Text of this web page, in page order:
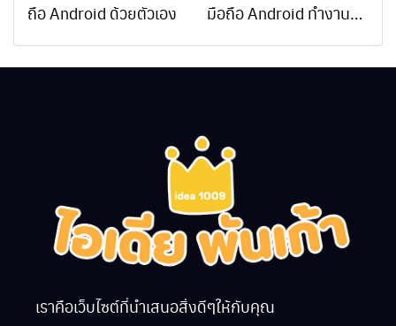
ถือ Android ด้วยตัวเอง
มือถือ Android ทำงาน
ปกติไหม
เราคือเว็บไซต์ที่นำเสนอสิ่งดีๆให้กับคุณ